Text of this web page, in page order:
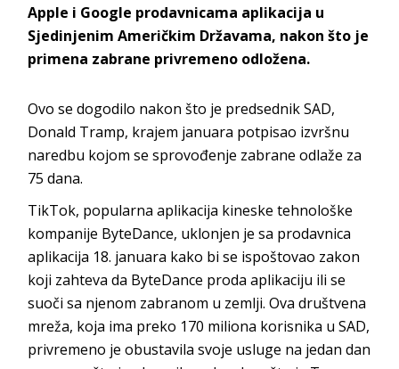
Apple i Google prodavnicama aplikacija u
Sjedinjenim Američkim Državama, nakon što je
primena zabrane privremeno odložena.
Ovo se dogodilo nakon što je predsednik SAD,
Donald Tramp, krajem januara potpisao izvršnu
naredbu kojom se sprovođenje zabrane odlaže za
75 dana.
TikTok, popularna aplikacija kineske tehnološke
kompanije ByteDance, uklonjen je sa prodavnica
aplikacija 18. januara kako bi se ispoštovao zakon
koji zahteva da ByteDance proda aplikaciju ili se
suoči sa njenom zabranom u zemlji. Ova društvena
mreža, koja ima preko 170 miliona korisnika u SAD,
privremeno je obustavila svoje usluge na jedan dan